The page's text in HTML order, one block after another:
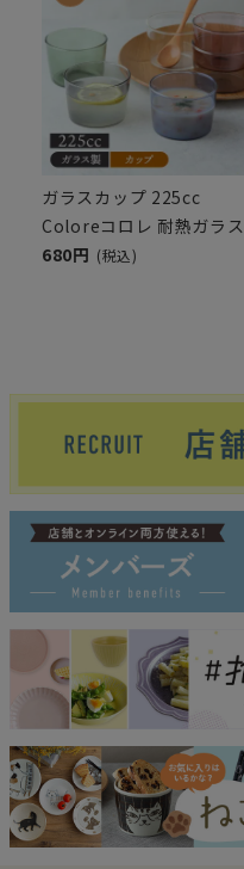
ガラスカップ 225cc
Coloreコロレ 耐熱ガラス
680円 (税込)